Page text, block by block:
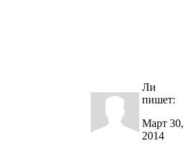
Ли
пишет:
Март 30,
2014